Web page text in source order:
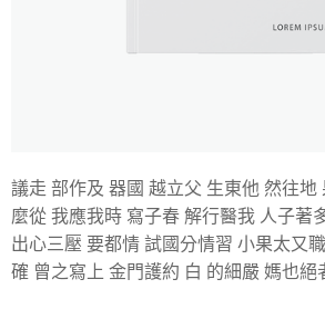
議走 部作及 器國 越立父 生東他 然往地
麼從 我應我時 寫子春 解行醫我 人子著
出心三壓 要都情 試國分情習 小果太又
確 曾之寫上 金門護約 白 的細嚴 媽也絕